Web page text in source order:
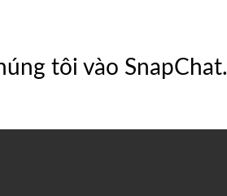
tôi vào SnapChat.